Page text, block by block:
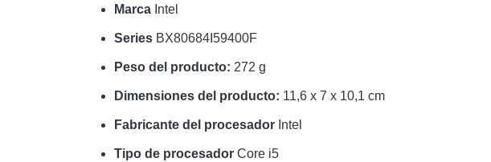
Marca Intel
Series BX80684I59400F
Peso del producto: 272 g
Dimensiones del producto: 11,6 x 7 x 10,1 cm
Fabricante del procesador Intel
Tipo de procesador Core i5